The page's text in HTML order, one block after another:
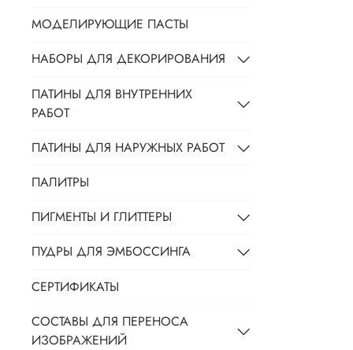
МОДЕЛИРУЮЩИЕ ПАСТЫ
НАБОРЫ ДЛЯ ДЕКОРИРОВАНИЯ
ПАТИНЫ ДЛЯ ВНУТРЕННИХ
РАБОТ
ПАТИНЫ ДЛЯ НАРУЖНЫХ РАБОТ
ПАЛИТРЫ
ПИГМЕНТЫ И ГЛИТТЕРЫ
ПУДРЫ ДЛЯ ЭМБОССИНГА
СЕРТИФИКАТЫ
СОСТАВЫ ДЛЯ ПЕРЕНОСА
ИЗОБРАЖЕНИЙ